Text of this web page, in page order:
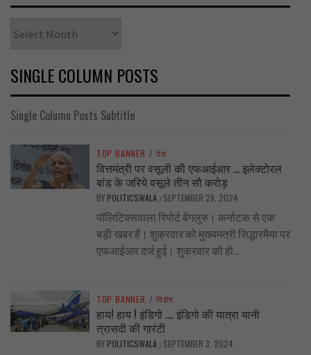
SINGLE COLUMN POSTS
Single Column Posts Subtitle
TOP BANNER / देश
वित्तमंत्री पर वसूली की एफआईआर … इलेक्टोरल
बांड के जरिये वसूले तीन सौ करोड़
BY POLITICSWALA / SEPTEMBER 28, 2024
पॉलिटिक्सवाला रिपोर्ट बेंगलुरु। कर्नाटक से एक
बड़ी खबर हैं। शुक्रवार को मुख्यमंत्री सिद्धारमैया पर
एफआईआर दर्ज हुई। शुक्रवार को ही...
TOP BANNER / विशेष
हाय! हाय ! इंडिगो …. इंडिगो की यात्रा यानी
त्रासदी की गारंटी
BY POLITICSWALA / SEPTEMBER 3, 2024